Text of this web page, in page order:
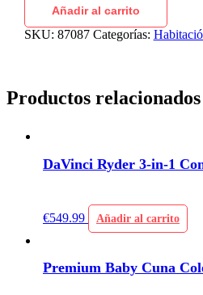
Añadir al carrito
SKU: 87087 Categorías:
Productos relacionados
DaVinci Ryder 3-in-1
€549.99 Añadir al carrito
Premium Baby Cuna